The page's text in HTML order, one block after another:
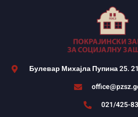
Булевар Михајла Пупина 25.
021/425-